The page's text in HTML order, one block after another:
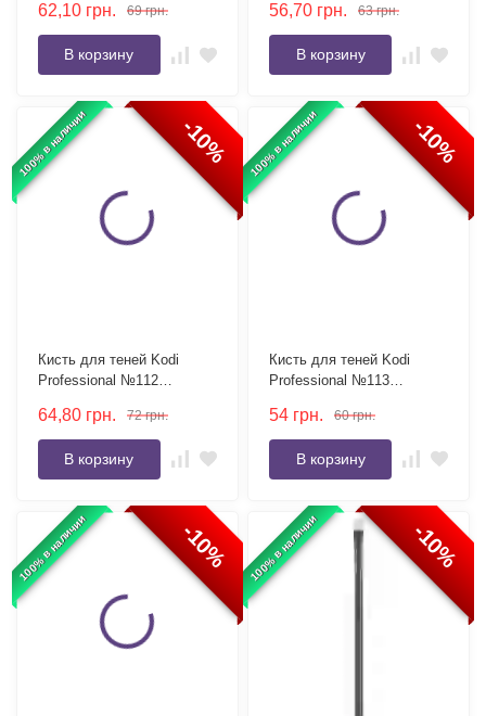
62,10 грн. 69 грн.
В корзину
56,70 грн. 63 грн.
В корзину
100% в наличии -10%
Кисть для теней Kodi
Professional №112
64,80 грн. 72 грн.
В корзину
100% в наличии -10%
Кисть для теней Kodi
Professional №113
54 грн. 60 грн.
В корзину
100% в наличии -10% 100% в наличии -10%